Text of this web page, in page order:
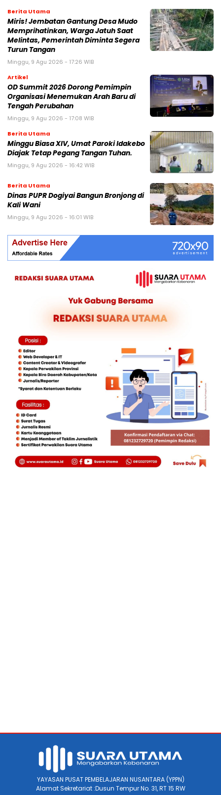
Berita Utama
Miris! Jembatan Gantung Desa Mudo
Memprihatinkan, Warga Jatuh Saat
Melintas, Pemerintah Diminta Segera
Turun Tangan
Minggu, 9 Agu 2026 - 17:26 WIB
Artikel
OD Summit 2026 Dorong Pemimpin
Organisasi Menemukan Arah Baru di
Tengah Perubahan
Minggu, 9 Agu 2026 - 17:08 WIB
Berita Utama
Minggu Biasa XIV, Umat Paroki Idakebo
Diajak Tetap Pegang Tangan Tuhan.
Minggu, 9 Agu 2026 - 16:42 WIB
Berita Utama
Dinas PUPR Dogiyai Bangun Bronjong di
Kali Wani
Minggu, 9 Agu 2026 - 16:01 WIB
YAYASAN PUSAT PEMBELAJARAN NUSANTARA (YPPN)
Alamat Sekretariat :Dusun Tempur No. 31, RT 15 RW